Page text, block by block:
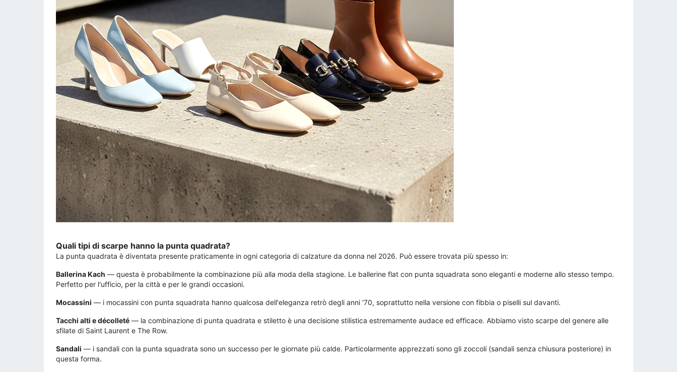
Quali tipi di scarpe hanno la punta quadrata?
La punta quadrata è diventata presente praticamente in ogni categoria di calzature da donna nel 2026. Può essere trovata più spesso in:
Ballerina Kach — questa è probabilmente la combinazione più alla moda della stagione. Le ballerine flat con punta squadrata sono eleganti e moderne allo stesso tempo.
Perfetto per l'ufficio, per la città e per le grandi occasioni.
Mocassini — i mocassini con punta squadrata hanno qualcosa dell'eleganza retrò degli anni '70, soprattutto nella versione con fibbia o piselli sul davanti.
Tacchi alti e décolleté — la combinazione di punta quadrata e stiletto è una decisione stilistica estremamente audace ed efficace. Abbiamo visto scarpe del genere alle
sfilate di Saint Laurent e The Row.
Sandali — i sandali con la punta squadrata sono un successo per le giornate più calde. Particolarmente apprezzati sono gli zoccoli (sandali senza chiusura posteriore) in
questa forma.